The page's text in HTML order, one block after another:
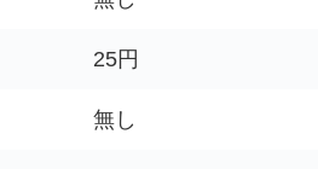
25円
無し